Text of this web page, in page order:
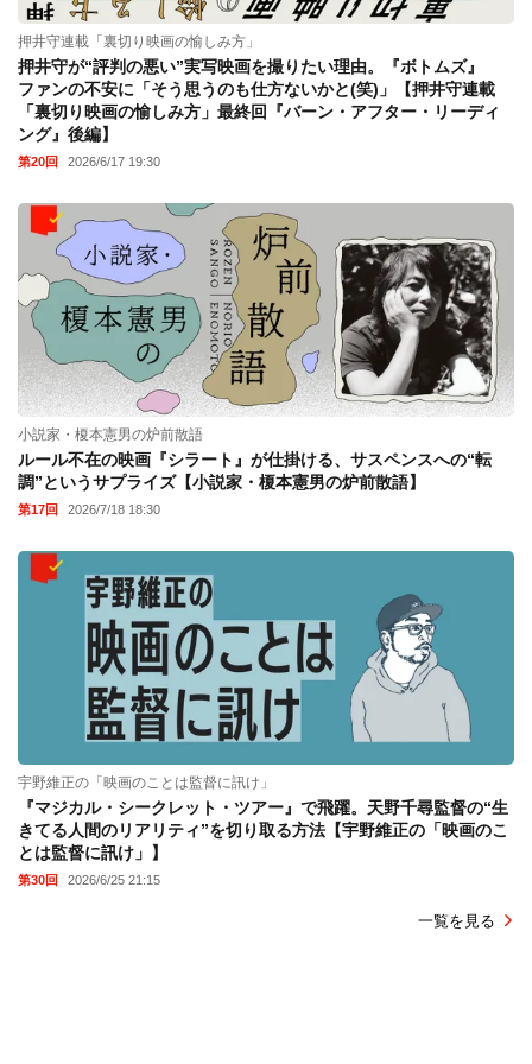
押井守連載「裏切り映画の愉しみ方」
押井守が“評判の悪い”実写映画を撮りたい理由。『ボトムズ』
ファンの不安に「そう思うのも仕方ないかと(笑)」【押井守連載
「裏切り映画の愉しみ方」最終回『バーン・アフター・リーディ
ング』後編】
第20回 2026/6/17 19:30
小説家・榎本憲男の炉前散語
ルール不在の映画『シラート』が仕掛ける、サスペンスへの“転
調”というサプライズ【小説家・榎本憲男の炉前散語】
第17回 2026/7/18 18:30
宇野維正の「映画のことは監督に訊け」
『マジカル・シークレット・ツアー』で飛躍。天野千尋監督の“生
きてる人間のリアリティ”を切り取る方法【宇野維正の「映画のこ
とは監督に訊け」】
第30回 2026/6/25 21:15
一覧を見る